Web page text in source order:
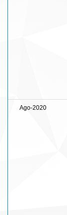
Ago-2020